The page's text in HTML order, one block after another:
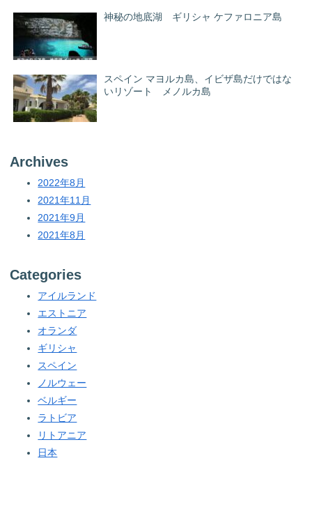
神秘の地底湖 ギリシャ ケファロニア島
スペイン マヨルカ島、イビザ島だけではな
いリゾート メノルカ島
Archives
2022年8月
2021年11月
2021年9月
2021年8月
Categories
アイルランド
エストニア
オランダ
ギリシャ
スペイン
ノルウェー
ベルギー
ラトビア
リトアニア
日本